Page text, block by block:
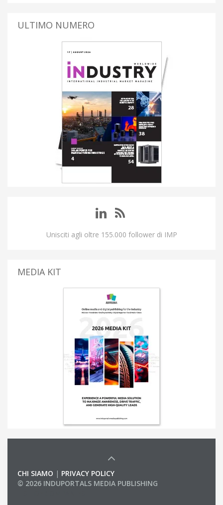
ULTIMO NUMERO
Unisciti agli oltre 155.000 follower di IMP
MEDIA KIT
CHI SIAMO | PRIVACY POLICY
© 2026 INDUPORTALS MEDIA PUBLISHING